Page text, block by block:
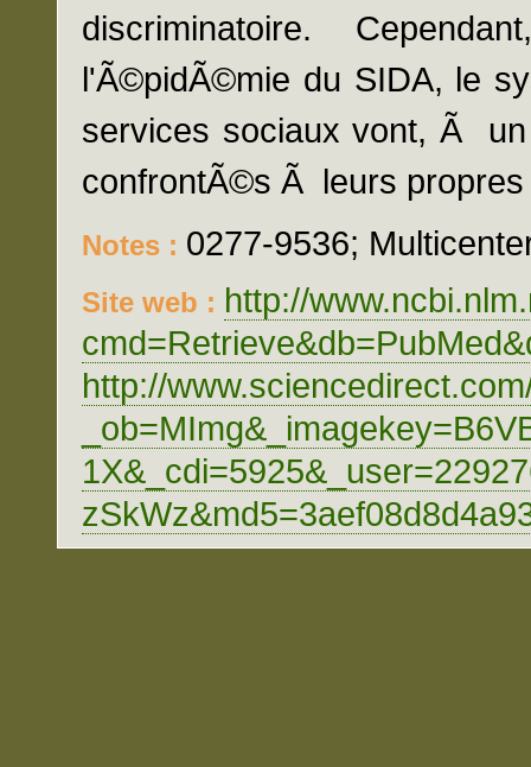
discriminatoire.
l'Ã©pidÃ©mie du SIDA, le
services sociaux vont, Ã
confrontÃ©s Ã leurs
Notes : 0277-9536;
Site web : http://
http://